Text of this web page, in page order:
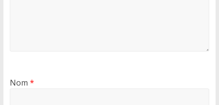
Nom *